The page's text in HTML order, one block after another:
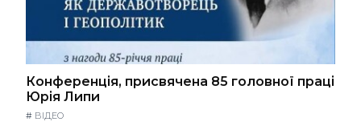
Конференція, присвячена 85 головної праці
Юрія Липи
# ВІДЕО